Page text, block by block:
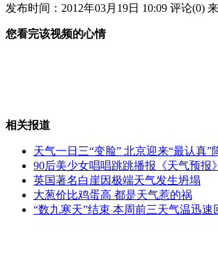
北京男篮创历史 马布里赛后痛哭
万元以下特价房重现深圳市区
发布时间：2012年03月19日 10:09 评论(0)
您看完该视频的心情
相关报道
天气一日三“变脸” 北京迎来“最认真”
90后美少女唱唱跳跳播报《天气预报》
英国著名白崖因极端天气发生坍塌
大葱价比鸡蛋高 都是天气惹的祸
“数九寒天”结束 本周前三天气温迅速